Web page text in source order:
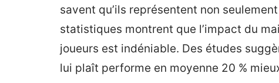
savent qu’ils représentent non
statistiques montrent que l’impact du
joueurs est indéniable. Des études
lui plaît performe en moyenne 20 %